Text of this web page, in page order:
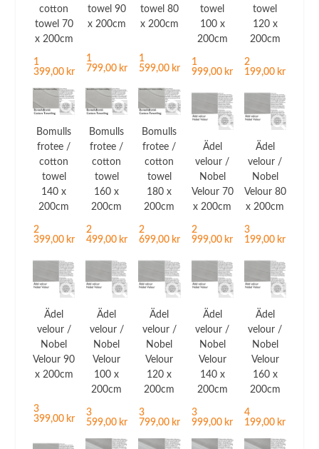
cotton
towel 70
x 200cm
1
399,00 kr
towel 90
x 200cm
1
799,00 kr
towel 80
x 200cm
1
599,00 kr
towel
100 x
200cm
1
999,00 kr
towel
120 x
200cm
2
199,00 kr
Bomulls
frotee /
cotton
towel
140 x
200cm
2
399,00 kr
Bomulls
frotee /
cotton
towel
160 x
200cm
2
499,00 kr
Bomulls
frotee /
cotton
towel
180 x
200cm
2
699,00 kr
Ädel
velour /
Nobel
Velour 70
x 200cm
2
999,00 kr
Ädel
velour /
Nobel
Velour 80
x 200cm
3
199,00 kr
Ädel
velour /
Nobel
Velour 90
x 200cm
3
399,00 kr
Ädel
velour /
Nobel
Velour
100 x
200cm
3
599,00 kr
Ädel
velour /
Nobel
Velour
120 x
200cm
3
799,00 kr
Ädel
velour /
Nobel
Velour
140 x
200cm
3
999,00 kr
Ädel
velour /
Nobel
Velour
160 x
200cm
4
199,00 kr